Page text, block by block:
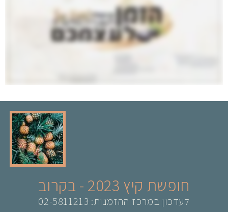
חופשת קיץ 2023 - בקרוב
לעדכון במרכז ההזמנות: 02-5811213